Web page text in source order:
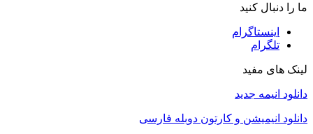
ما را دنبال کنید
اینستاگرام
تلگرام
لینک های مفید
دانلود انیمه جدید
دانلود انیمیشن و کارتون دوبله فارسی